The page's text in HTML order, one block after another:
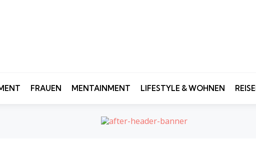
FRAUEN MENTAINMENT LIFESTYLE & WOHNEN